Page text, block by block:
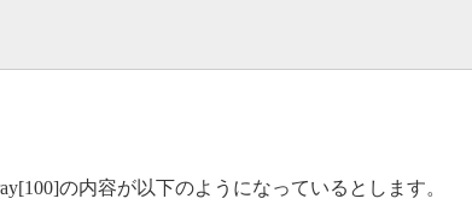
の内容が以下のようになっているとします。